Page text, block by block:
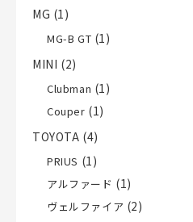
MG (1)
MG-B GT (1)
MINI (2)
Clubman (1)
Couper (1)
TOYOTA (4)
PRIUS (1)
アルファード (1)
ヴェルファイア (2)